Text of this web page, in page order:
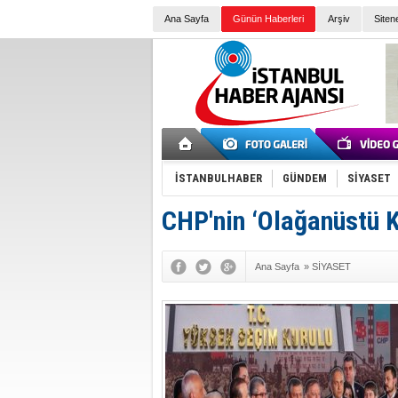
Ana Sayfa Günün Haberleri Arşiv
İSTANBULHABER GÜNDEM SİYASET
CHP'nin ‘Olağanüstü
Ana Sayfa » SİYASET